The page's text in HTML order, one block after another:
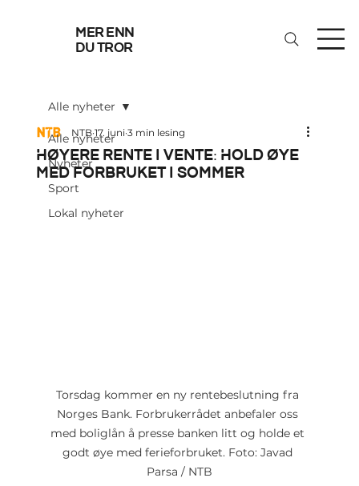
mer enn
du tror
Alle nyheter
Nyheter
Sport
Lokal nyheter
Alle nyheter
Høyere rente i vente: Hold øye
med forbruket i sommer
NTB 17. juni 3 min lesing
Torsdag kommer en ny rentebeslutning fra
Norges Bank. Forbrukerrådet anbefaler oss
med boliglån å presse banken litt og holde et
godt øye med ferieforbruket. Foto: Javad
Parsa / NTB